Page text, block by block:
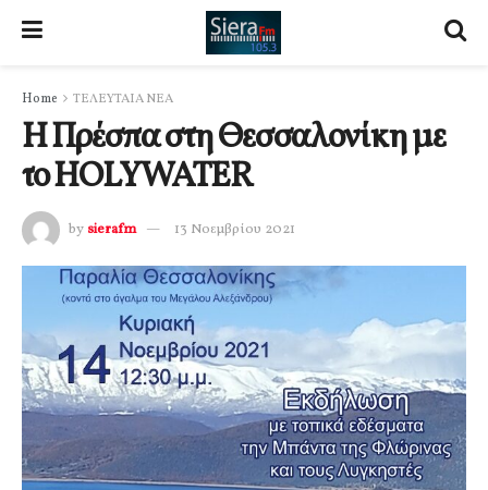
Home ΤΕΛΕΥΤΑΙΑ ΝΕΑ
Η Πρέσπα στη Θεσσαλονίκη με
το HOLYWATER
by sierafm 13 Νοεμβρίου 2021